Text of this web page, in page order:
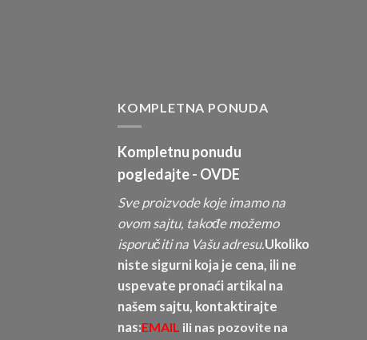
KOMPLETNA PONUDA
Kompletnu ponudu
pogledajte - OVDE
Sve proizvode koje imamo na
ovom sajtu, takođe možemo
isporučiti na Vašu adresu.Ukoliko
niste sigurni koja je cena, ili ne
uspevate pronaći artikal na
našem sajtu, kontaktirajte
nas:EMAIL ili nas pozovite na